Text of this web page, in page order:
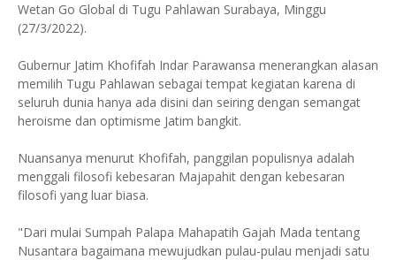
Wetan Go Global di Tugu Pahlawan Surabaya, Minggu
(27/3/2022).
Gubernur Jatim Khofifah Indar Parawansa menerangkan alasan
memilih Tugu Pahlawan sebagai tempat kegiatan karena di
seluruh dunia hanya ada disini dan seiring dengan semangat
heroisme dan optimisme Jatim bangkit.
Nuansanya menurut Khofifah, panggilan populisnya adalah
menggali filosofi kebesaran Majapahit dengan kebesaran
filosofi yang luar biasa.
"Dari mulai Sumpah Palapa Mahapatih Gajah Mada tentang
Nusantara bagaimana mewujudkan pulau-pulau menjadi satu